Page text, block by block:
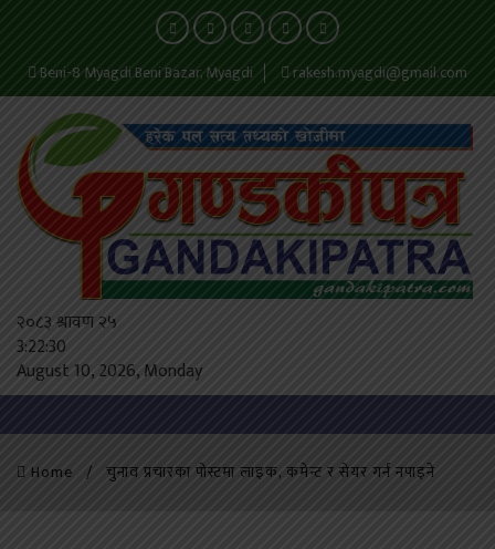
Beni-8 Myagdi Beni Bazar, Myagdi rakesh.myagdi@gmail.com
२०८३ श्रावण २५
3:22:31
August 10, 2026, Monday
Home चुनाव प्रचारका पोस्टमा लाइक, कमेन्ट र सेयर गर्न नपाइने